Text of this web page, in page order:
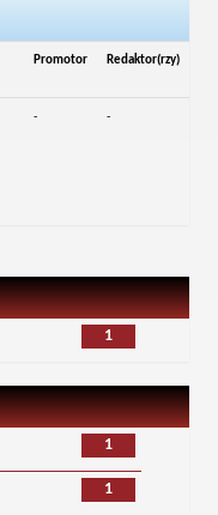
Promotor Redaktor(rzy)
- -
1
1
1